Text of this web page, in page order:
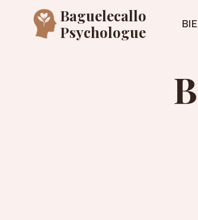
contenu
Baguelecallo
Psychologue